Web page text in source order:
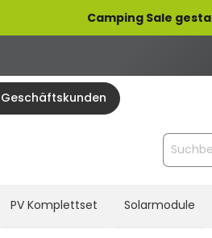
springen
Camping Sale
Geschäftskunden
PV Komplettset Solarmodule